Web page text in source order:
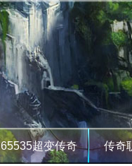
65535超变传奇 传奇